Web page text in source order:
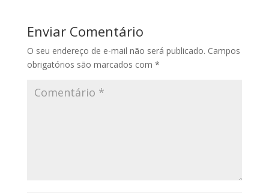
Enviar Comentário
O seu endereço de e-mail não será publicado. Campos
obrigatórios são marcados com *